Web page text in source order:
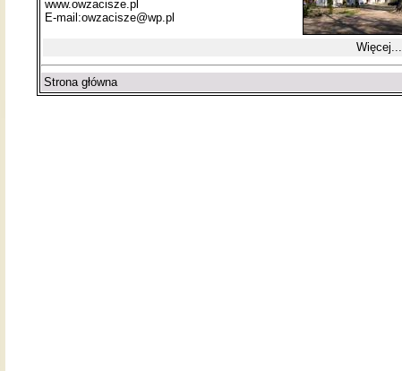
www.owzacisze.pl
E-mail:owzacisze@wp.pl
Więcej...
Strona główna